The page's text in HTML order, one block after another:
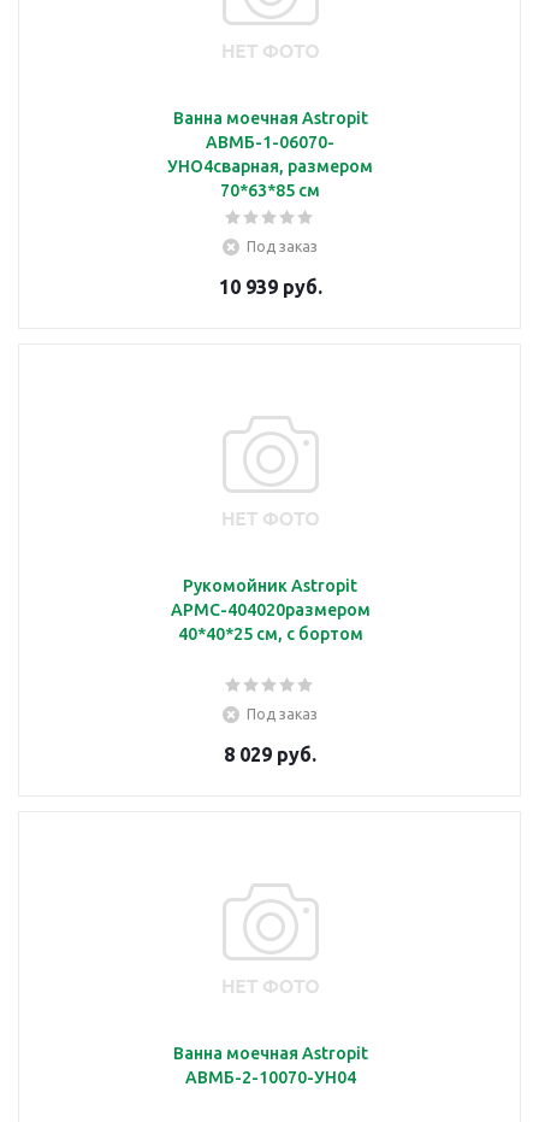
Ванна моечная Astropit
АВМБ-1-06070-
УНО4сварная, размером
70*63*85 см
Под заказ
10 939 руб.
Рукомойник Astropit
АРМС-404020размером
40*40*25 см, с бортом
Под заказ
8 029 руб.
Ванна моечная Astropit
АВМБ-2-10070-УН04